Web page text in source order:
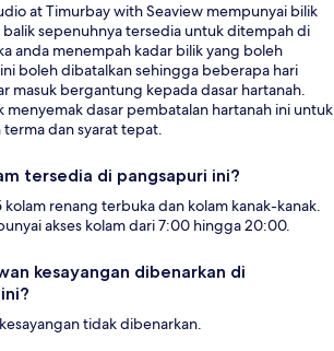
at Timurbay with Seaview mempunyai bilik
sepenuhnya tersedia untuk ditempah di
anda menempah kadar bilik yang boleh
boleh dibatalkan sehingga beberapa hari
masuk bergantung kepada dasar hartanah.
menyemak dasar pembatalan hartanah ini untuk
dan syarat tepat.
tersedia di pangsapuri ini?
kolam renang terbuka dan kolam kanak-kanak.
akses kolam dari 7:00 hingga 20:00.
kesayangan dibenarkan di
tidak dibenarkan.